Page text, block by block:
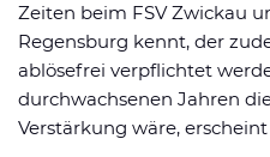
Zeiten beim FSV Zwickau
Regensburg kennt, der
ablösefrei verpflichtet
durchwachsenen Jahren
Verstärkung wäre,